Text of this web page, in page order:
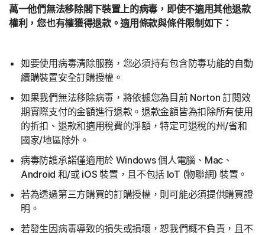
萬一他們無法移除閣下裝置上的病毒，即使不適用其他退款
權利，您也有權獲得退款。適用條款與條件限制如下：
如要使用病毒清除服務，您必須持有包含防毒功能的自動
續購裝置安全訂購授權。
如果我們無法移除病毒，將依據您為目前 Norton 訂閱效
期實際支付的金額進行退款。退款金額皆為扣除所有使用
的折扣、退款和適用稅費的淨額，特定可退稅的州/省和
國家/地區除外。
病毒防護承諾僅適用於 Windows 個人電腦、Mac、
Android 和/或 iOS 裝置，且不包括 IoT (物聯網) 裝置。
若為透過第三方購買的訂購授權，則可能必須提供購買證
明。
若發生因病毒導致的損失或損壞，恕我們概不負責，且不